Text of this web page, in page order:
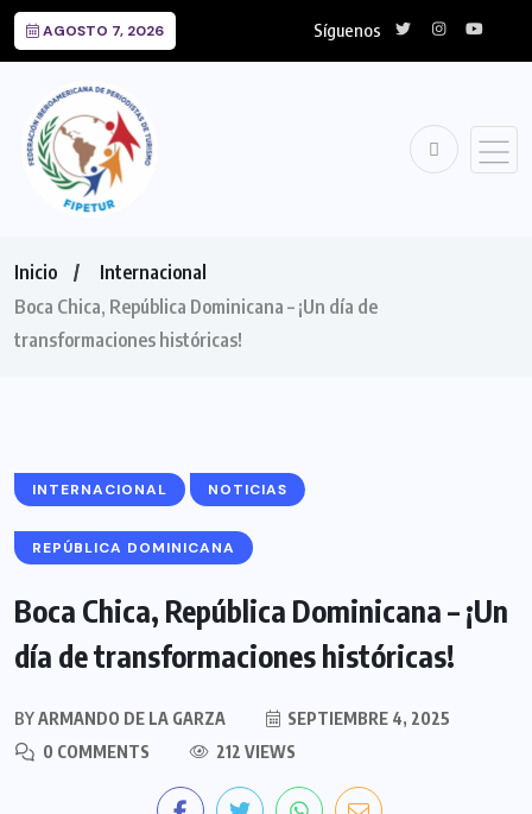
AGOSTO 7, 2026 Síguenos
Inicio
Internacional
Boca Chica, República Dominicana – ¡Un día de
transformaciones históricas!
INTERNACIONAL NOTICIAS
REPÚBLICA DOMINICANA
Boca Chica, República Dominicana – ¡Un
día de transformaciones históricas!
BYARMANDO DE LA GARZA
SEPTIEMBRE 4, 2025
0 COMMENTS
212 VIEWS